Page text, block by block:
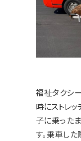
福祉タクシ
時にストレ
子に乗った
す。乗車し